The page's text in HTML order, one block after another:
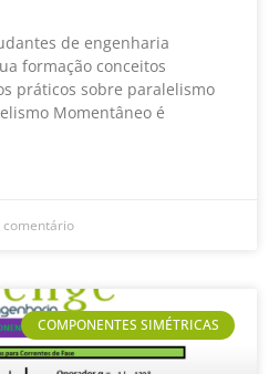
de engenharia
formação conceitos
práticos sobre paralelismo
Momentâneo é
comentário
COMPONENTES SIMÉTRICAS